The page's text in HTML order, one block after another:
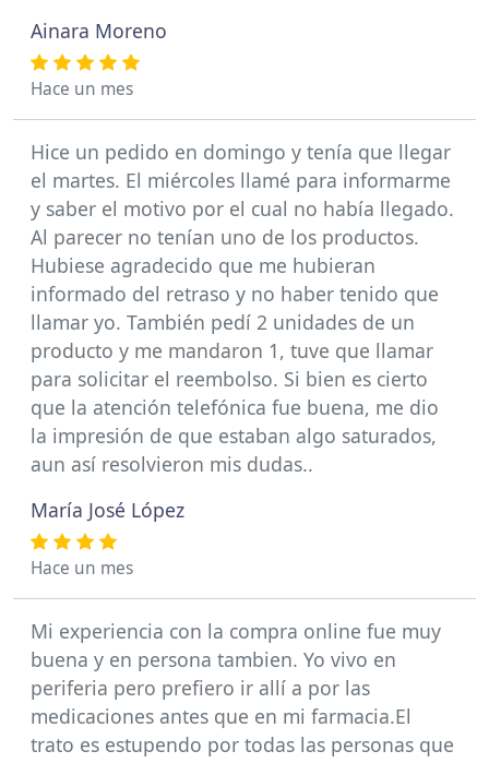
Ainara Moreno
Hace un mes
Hice un pedido en domingo y tenía que llegar
el martes. El miércoles llamé para informarme
y saber el motivo por el cual no había llegado.
Al parecer no tenían uno de los productos.
Hubiese agradecido que me hubieran
informado del retraso y no haber tenido que
llamar yo. También pedí 2 unidades de un
producto y me mandaron 1, tuve que llamar
para solicitar el reembolso. Si bien es cierto
que la atención telefónica fue buena, me dio
la impresión de que estaban algo saturados,
aun así resolvieron mis dudas..
María José López
Hace un mes
Mi experiencia con la compra online fue muy
buena y en persona tambien. Yo vivo en
periferia pero prefiero ir allí a por las
medicaciones antes que en mi farmacia.El
trato es estupendo por todas las personas que